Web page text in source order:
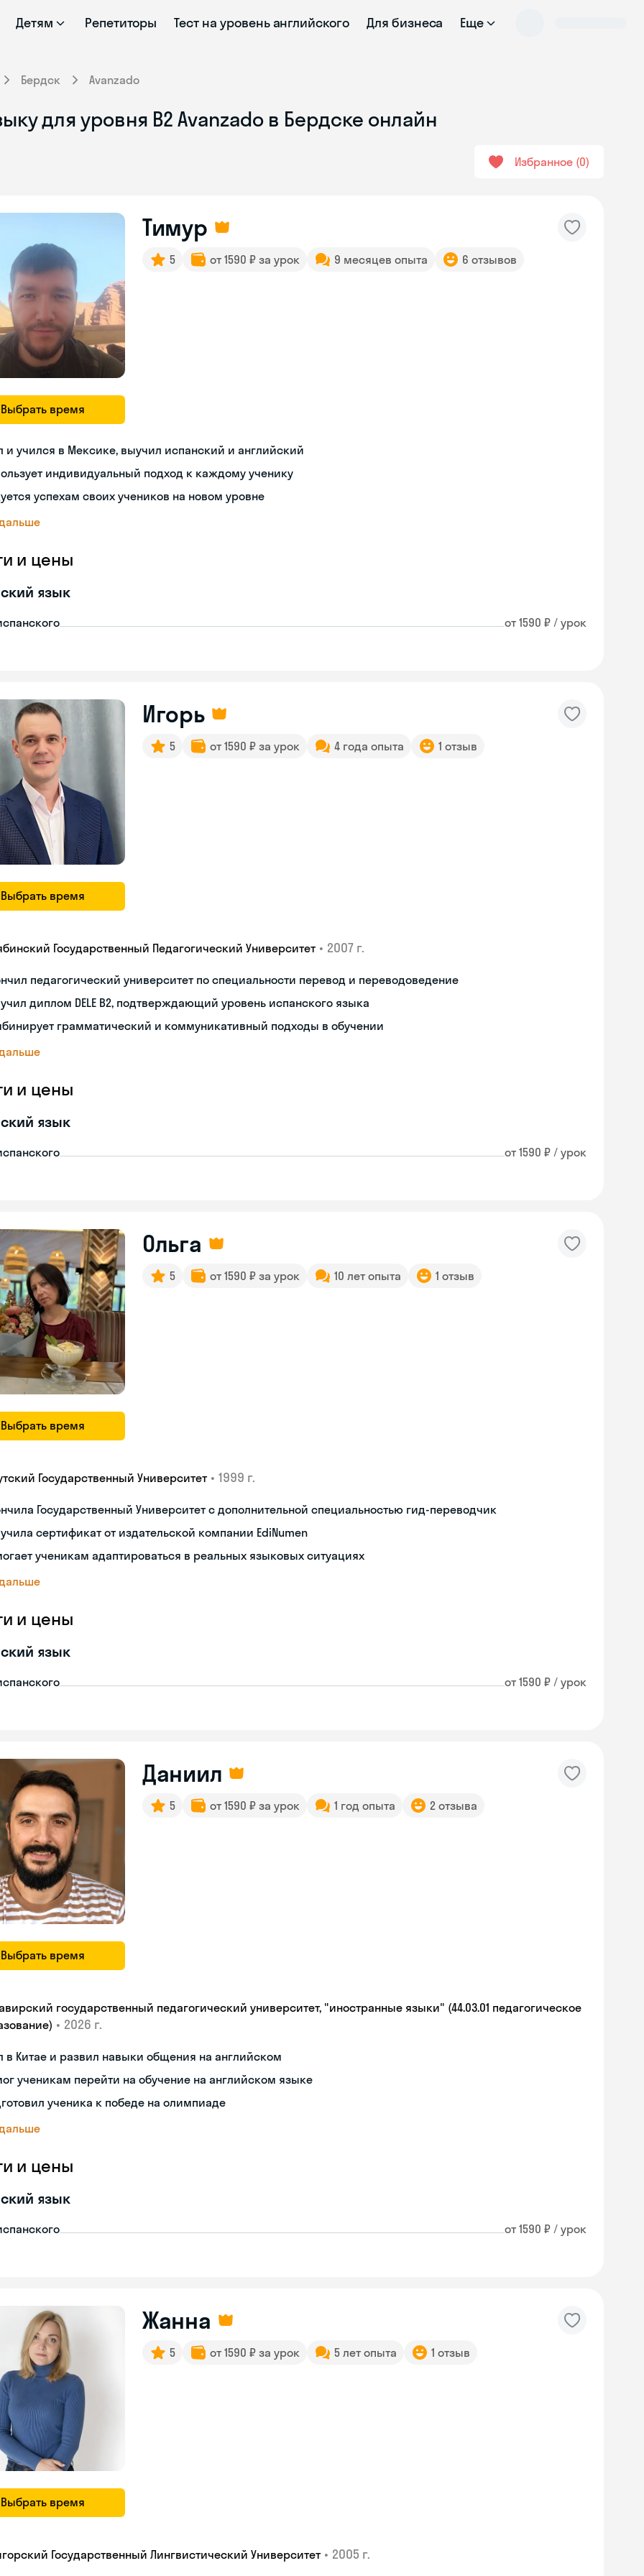
Детям Репетиторы Тест на уровень английского Для бизнеса Еще
Бердск Avanzado
для уровня B2 Avanzado в Бердске онлайн
Избранное 0
Выбрать время
Тимур
5 от 1590 ₽ за урок 9 месяцев опыта 6 отзывов
и учился в Мексике, выучил испанский и английский
индивидуальный подход к каждому ученику
успехам своих учеников на новом уровне
и цены
язык
от 1590 ₽ / урок
Выбрать время
Игорь
5 от 1590 ₽ за урок 4 года опыта 1 отзыв
Государственный Педагогический Университет • 2007 г.
педагогический университет по специальности перевод и переводоведение
диплом DELE B2, подтверждающий уровень испанского языка
грамматический и коммуникативный подходы в обучении
и цены
язык
от 1590 ₽ / урок
Выбрать время
Ольга
5 от 1590 ₽ за урок 10 лет опыта 1 отзыв
Государственный Университет • 1999 г.
Государственный Университет с дополнительной специальностью гид-переводчик
сертификат от издательской компании EdiNumen
ученикам адаптироваться в реальных языковых ситуациях
и цены
язык
от 1590 ₽ / урок
Выбрать время
Даниил
5 от 1590 ₽ за урок 1 год опыта 2 отзыва
государственный педагогический университет, "иностранные языки" (44.03.01 педагогическое
• 2026 г.
в Китае и развил навыки общения на английском
ученикам перейти на обучение на английском языке
ученика к победе на олимпиаде
и цены
язык
от 1590 ₽ / урок
Выбрать время
Жанна
5 от 1590 ₽ за урок 5 лет опыта 1 отзыв
Государственный Лингвистический Университет • 2005 г.